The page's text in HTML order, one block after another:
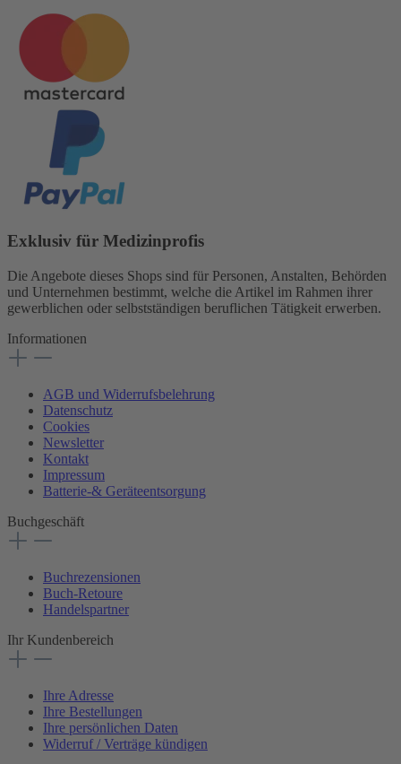
Exklusiv für Medizinprofis
Die Angebote dieses Shops sind für Personen, Anstalten, Behörden
und Unternehmen bestimmt, welche die Artikel im Rahmen ihrer
gewerblichen oder selbstständigen beruflichen Tätigkeit erwerben.
Informationen
AGB und Widerrufsbelehrung
Datenschutz
Cookies
Newsletter
Kontakt
Impressum
Batterie-& Geräteentsorgung
Buchgeschäft
Buchrezensionen
Buch-Retoure
Handelspartner
Ihr Kundenbereich
Ihre Adresse
Ihre Bestellungen
Ihre persönlichen Daten
Widerruf / Verträge kündigen